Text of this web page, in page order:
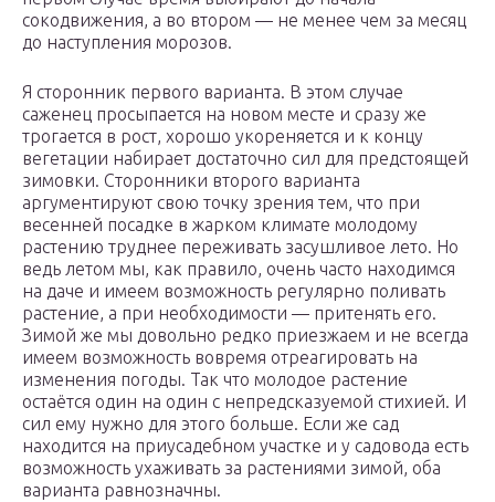
сокодвижения, а во втором — не менее чем за месяц
до наступления морозов.
Я сторонник первого варианта. В этом случае
саженец просыпается на новом месте и сразу же
трогается в рост, хорошо укореняется и к концу
вегетации набирает достаточно сил для предстоящей
зимовки. Сторонники второго варианта
аргументируют свою точку зрения тем, что при
весенней посадке в жарком климате молодому
растению труднее переживать засушливое лето. Но
ведь летом мы, как правило, очень часто находимся
на даче и имеем возможность регулярно поливать
растение, а при необходимости — притенять его.
Зимой же мы довольно редко приезжаем и не всегда
имеем возможность вовремя отреагировать на
изменения погоды. Так что молодое растение
остаётся один на один с непредсказуемой стихией. И
сил ему нужно для этого больше. Если же сад
находится на приусадебном участке и у садовода есть
возможность ухаживать за растениями зимой, оба
варианта равнозначны.